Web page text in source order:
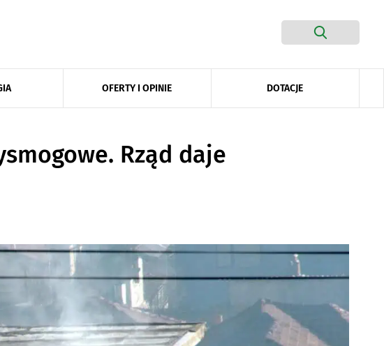
OFERTY I OPINIE DOTACJE
Rząd daje